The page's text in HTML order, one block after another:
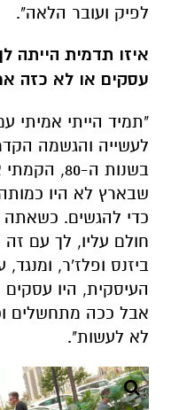
לפיק ועובר הלאה".
איזו תדמית הייתה
עסקים או לא כזה
"תמיד הייתי אמיתי
לעשייה והגשמה
בשנות ה-
שבארץ לא היו
כדי להגשים.
חולם עליו, לך עם
ביזנס ופלז'ר,
העיסקית, היו
אבל ככה מתחשלים
לא לעשות".